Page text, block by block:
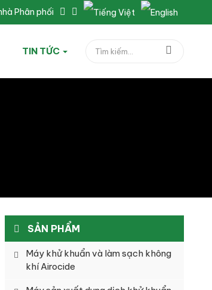
Phân phối
TIN TỨC
SẢN PHẨM
Máy khử khuẩn và làm sạch không
khí Airocide